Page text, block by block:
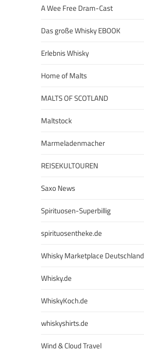
A Wee Free Dram-Cast
Das große Whisky EBOOK
Erlebnis Whisky
Home of Malts
MALTS OF SCOTLAND
Maltstock
Marmeladenmacher
REISEKULTOUREN
Saxo News
Spirituosen-Superbillig
spirituosentheke.de
Whisky Marketplace Deutschland
Whisky.de
WhiskyKoch.de
whiskyshirts.de
Wind & Cloud Travel